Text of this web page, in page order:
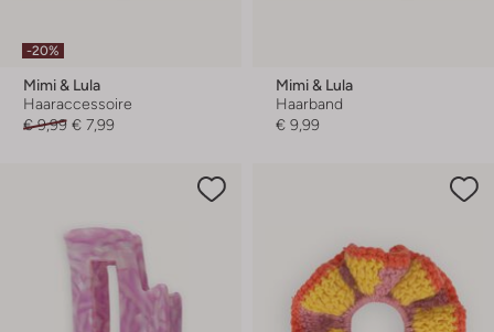
-20%
Mimi & Lula
Haaraccessoire
€ 9,99 € 7,99
Mimi & Lula
Haarband
€ 9,99